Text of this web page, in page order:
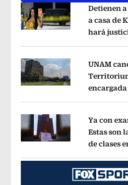
Opens in new window
Detienen
a casa de
hará
Opens in new window
UNAM
Opens in new window
Ya con
Estas son
de clases